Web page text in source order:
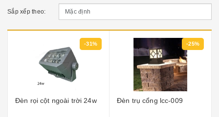
Sắp xếp theo:
-31%
Đèn rọi cột ngoài trời 24w
-25%
Đèn trụ cổng lcc-009